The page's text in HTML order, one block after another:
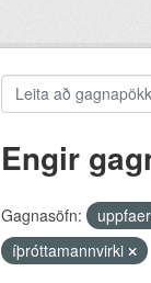
Engir
Gagnasöfn:
íþróttamannvirki